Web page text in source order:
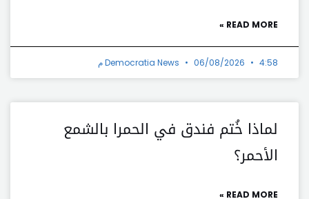
READ MORE »
Democratia News 06/08/2026 4:58 م
لماذا خُتم فندق في الحمرا بالشمع
الأحمر؟
READ MORE »